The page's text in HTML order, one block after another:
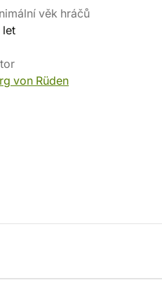
věk hráčů
let
von Rüden